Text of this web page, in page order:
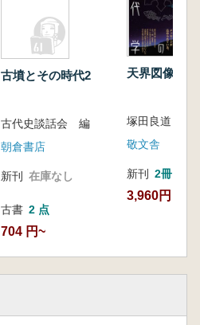
古墳とその時代2
古代史談話会 編
朝倉書店
新刊 在庫なし
古書 2 点
704 円~
天界図像の
塚田良道 著
敬文舎
新刊 2冊
3,960円